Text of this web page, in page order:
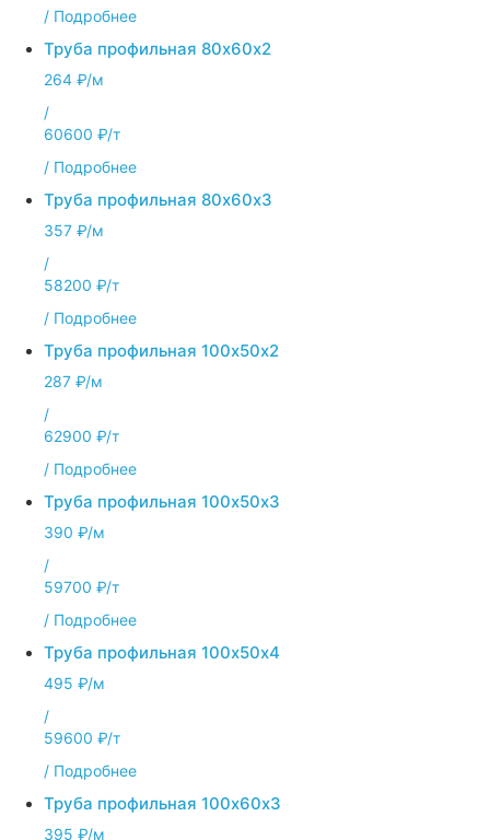
/ Подробнее
Труба профильная 80х60х2
264 ₽/м
/
60600 ₽/т
/ Подробнее
Труба профильная 80х60х3
357 ₽/м
/
58200 ₽/т
/ Подробнее
Труба профильная 100х50х2
287 ₽/м
/
62900 ₽/т
/ Подробнее
Труба профильная 100х50х3
390 ₽/м
/
59700 ₽/т
/ Подробнее
Труба профильная 100х50х4
495 ₽/м
/
59600 ₽/т
/ Подробнее
Труба профильная 100х60х3
395 ₽/м